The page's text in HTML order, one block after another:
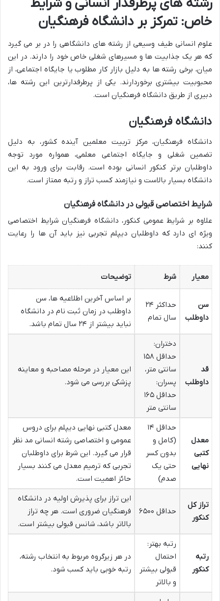
رشته های پرطرفدار انسانی و شرایط
خاص: تمرکز بر دانشگاه فرهنگیان
علوم انسانی طیف وسیعی از رشته های دانشگاهی را در بر می گیرد
که هر یک جذابیت ها و مسیرهای شغلی خاص خود را دارند. در این
میان، برخی رشته ها به دلیل بازار کار مطلوب یا جایگاه اجتماعی، از
محبوبیت بیشتری برخوردارند. یکی از پرطرفدارترین این رشته ها،
دبیری از طریق دانشگاه فرهنگیان است.
دانشگاه فرهنگیان
دانشگاه فرهنگیان، مرکز تربیت معلمین آینده کشور، به دلیل
تضمین شغلی و جایگاه اجتماعی معلمی، همواره مورد توجه
داوطلبان برتر کنکور انسانی بوده است. رقابت برای ورود به این
دانشگاه بسیار بالاست و نیازمند کسب تراز و رتبه ممتاز است.
شرایط اختصاصی قبولی در دانشگاه فرهنگیان
علاوه بر شرایط عمومی کنکور، دانشگاه فرهنگیان شرایط اختصاصی
ویژه ای دارد که داوطلبان دیپلم تجربی نیز باید آن ها را رعایت
کنند:
معیار شرط توضیحات
سن
داوطلب
حداکثر ۲۴
سال تمام
بر اساس آخرین اطلاعیه ها، سن
داوطلب در زمان ثبت نام در دانشگاه
نباید بیشتر از ۲۴ سال تمام باشد.
قد
داوطلب
دختران:
حداقل ۱۵۸
سانتی متر،
پسران:
حداقل ۱۶۵
سانتی متر
این معیار در مرحله مصاحبه و معاینه
پزشکی بررسی می شود.
معدل
کتبی
نهایی
حداقل ۱۴
(کامل و
بدون کسر
حتی یک
صدم)
معدل کتبی نهایی دیپلم برای دروس
عمومی و اختصاصی رشته انسانی مد نظر
قرار می گیرد. این شرط برای داوطلبان
تجربی که ترمیم معدل می کنند بسیار
حائز اهمیت است.
تراز کل
کنکور
حداقل ۶۵۰۰
این تراز برای پذیرش اولیه در دانشگاه
فرهنگیان ضروری است. هر چه تراز
بالاتر باشد، شانس قبولی بیشتر است.
رتبه
کنکور
رتبه بهتر:
احتمال
قبولی بیشتر
و بالاتر
در هر زیرگروه مربوط به انتخاب رشته،
رتبه خوبی باید کسب شود.